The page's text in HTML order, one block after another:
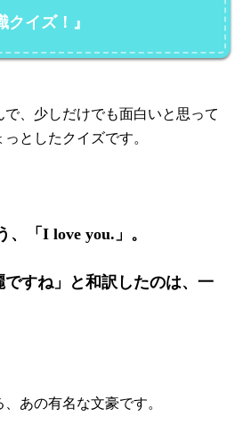
クイズ！』
、少しだけでも面白いと思って
としたクイズです。
「I love you.」。
ですね」と和訳したのは、一
あの有名な文豪です。